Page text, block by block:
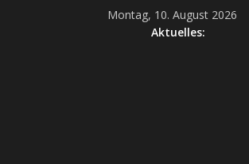
Montag, 10. August 2026
Aktuelles: